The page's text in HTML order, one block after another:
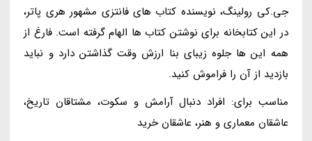
جی.کی رولینگ، نویسنده کتاب های فانتزی مشهور هری پاتر،
در این کتابخانه برای نوشتن کتاب ها الهام گرفته است. فارغ از
همه این ها جلوه زیبای بنا ارزش وقت گذاشتن دارد و نباید
بازدید از آن را فراموش کنید.
مناسب برای: افراد دنبال آرامش و سکوت، مشتاقان تاریخ،
عاشقان معماری و هنر، عاشقان خرید